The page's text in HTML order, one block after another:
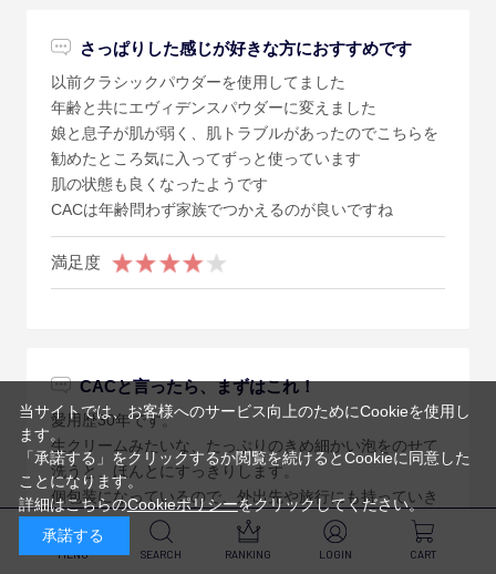
MENU SEARCH RANKING LOGIN CART
さっぱりした感じが好きな方におすすめです
以前クラシックパウダーを使用してました
年齢と共にエヴィデンスパウダーに変えました
娘と息子が肌が弱く、肌トラブルがあったのでこちらを
勧めたところ気に入ってずっと使っています
肌の状態も良くなったようです
CACは年齢問わず家族でつかえるのが良いですね
満足度
CACと言ったら、まずはこれ！
愛用歴30年です。
生クリームみたいな、たっぷりのきめ細かい泡をのせて
洗うと、ほんとにすっきりします。
個包装になっているので、外出先や旅行にも持っていき
やすい。大好きです！
当サイトでは、お客様へのサービス向上のためにCookieを使用し
ます。
「承諾する」をクリックするか閲覧を続けるとCookieに同意した
ことになります。
詳細はこちらのCookieポリシーをクリックしてください。
承諾する